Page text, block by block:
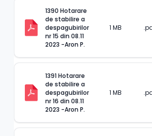
1390 Hotarare
de stabilire a
despagubirilor
nr 15 din 08.11
2023 -Aron P.
1 MB
1391 Hotarare
de stabilire a
despagubirilor
nr 16 din 08.11
2023 -Aron P.
1 MB